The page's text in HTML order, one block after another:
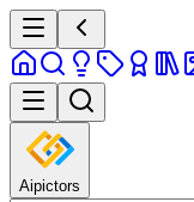
Aipictors